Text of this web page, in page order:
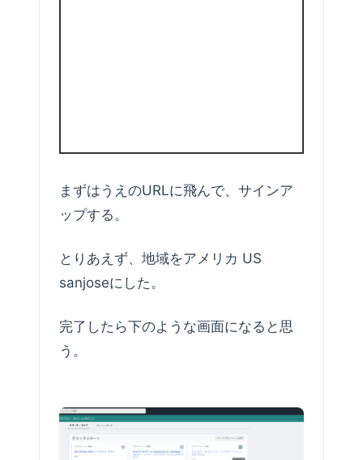
まずはうえのURLに飛んで、サインア
ップする。
とりあえず、地域をアメリカ US
sanjoseにした。
完了したら下のような画面になると思
う。